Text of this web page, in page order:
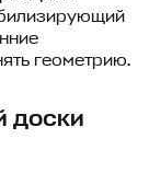
геометрию.
доски